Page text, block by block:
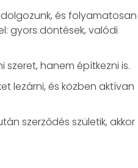
és folyamatosan
gyors döntések, valódi
szeret, hanem építkezni is.
lezárni, és közben aktívan
szerződés születik, akkor